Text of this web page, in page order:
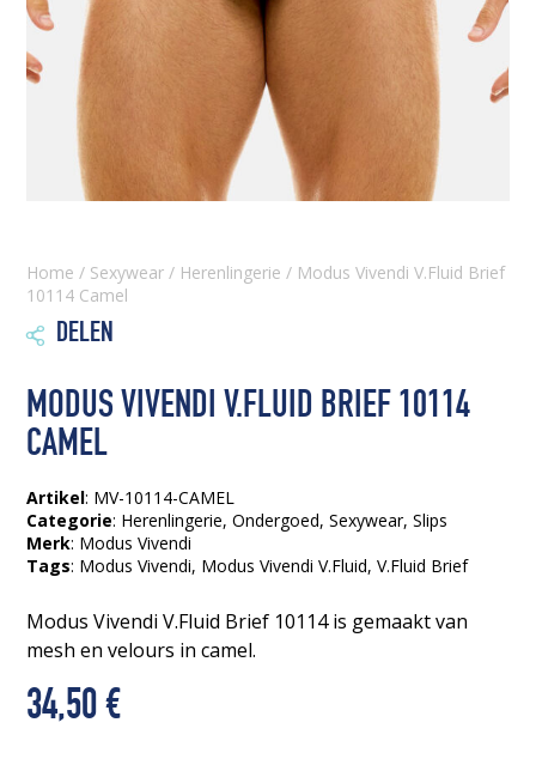
Home / Sexywear / Herenlingerie / Modus Vivendi V.Fluid Brief
10114 Camel
 DELEN
MODUS VIVENDI V.FLUID BRIEF 10114
CAMEL
Artikel: MV-10114-CAMEL
Categorie: Herenlingerie,Ondergoed,Sexywear,Slips
Merk: Modus Vivendi
Tags: Modus Vivendi, Modus Vivendi V.Fluid, V.Fluid Brief
Modus Vivendi V.Fluid Brief 10114 is gemaakt van
mesh en velours in camel.
34,50€